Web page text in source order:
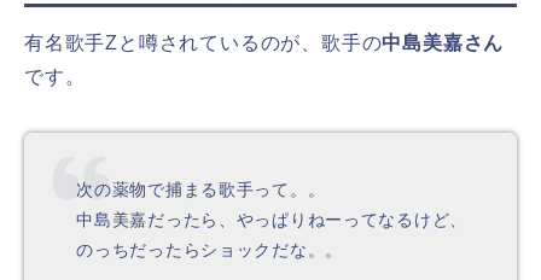
有名歌手Zと噂されているのが、歌手の中島美嘉さん
です。
次の薬物で捕まる歌手って。。
中島美嘉だったら、やっぱりねーってなるけど、
のっちだったらショックだな。。